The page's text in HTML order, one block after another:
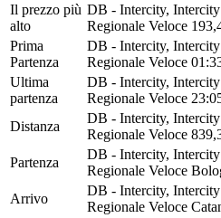
Il prezzo più
alto
DB - Intercity, Intercity
Regionale Veloce
Prima
Partenza
DB - Intercity, Intercity
Regionale Veloce
Ultima
partenza
DB - Intercity, Intercity
Regionale Veloce
Distanza
DB - Intercity, Intercity
Regionale Veloce
Partenza
DB - Intercity, Intercity
Regionale Veloce
Arrivo
DB - Intercity, Intercity
Regionale Veloce